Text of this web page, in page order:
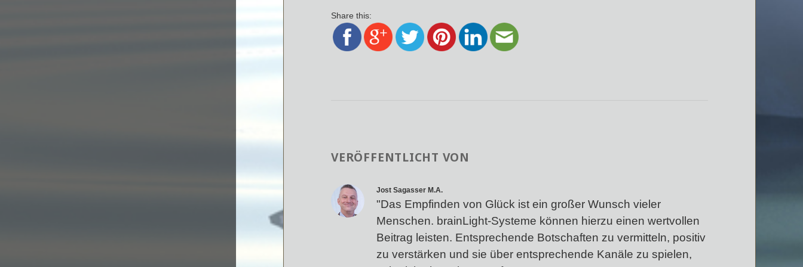
Share this:
VERÖFFENTLICHT VON
Jost Sagasser M.A.
"Das Empfinden von Glück ist ein großer Wunsch vieler
Menschen. brainLight-Systeme können hierzu einen wertvollen
Beitrag leisten. Entsprechende Botschaften zu vermitteln, positiv
zu verstärken und sie über entsprechende Kanäle zu spielen,